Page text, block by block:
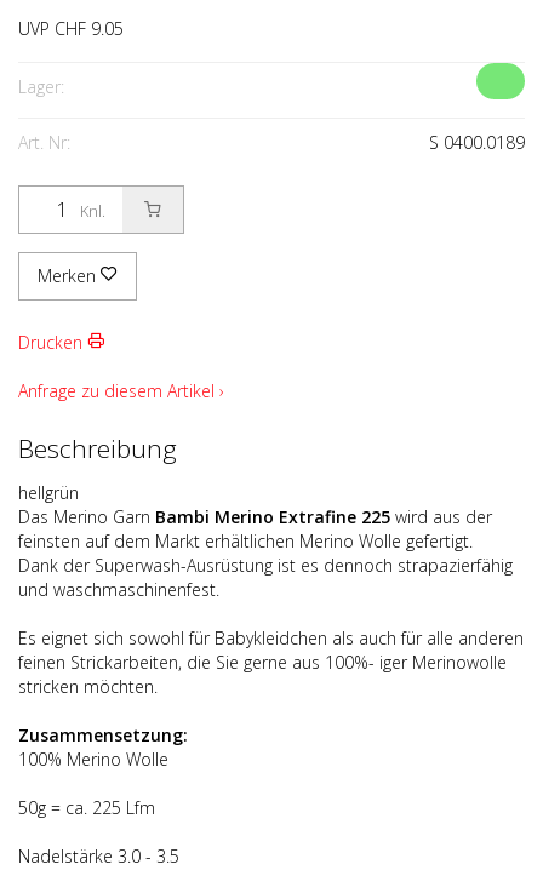
UVP CHF 9.05
Lager:
Art. Nr: S 0400.0189
Knl.
Merken
Drucken
Anfrage zu diesem Artikel ›
Beschreibung
hellgrün
Das Merino Garn Bambi Merino Extrafine 225 wird aus der
feinsten auf dem Markt erhältlichen Merino Wolle gefertigt.
Dank der Superwash-Ausrüstung ist es dennoch strapazierfähig
und waschmaschinenfest.
Es eignet sich sowohl für Babykleidchen als auch für alle anderen
feinen Strickarbeiten, die Sie gerne aus 100%- iger Merinowolle
stricken möchten.
Zusammensetzung:
100% Merino Wolle
50g = ca. 225 Lfm
Nadelstärke 3.0 - 3.5